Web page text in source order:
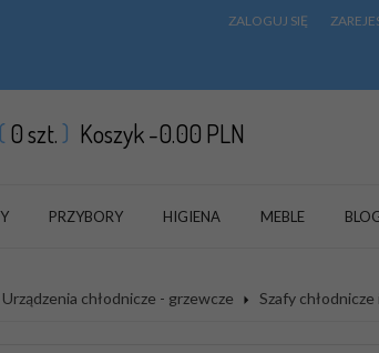
ZALOGUJ SIĘ
0szt. Koszyk -0.00 PLN
PRZYBORY HIGIENA MEBLE
Urządzenia chłodnicze - grzewcze Szafy chłodnicze